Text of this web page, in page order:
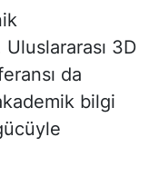
Uluslararası 3D
da
bilgi